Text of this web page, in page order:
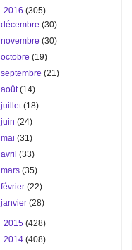
2016 (305)
décembre(30)
novembre(30)
octobre(19)
septembre(21)
août(14)
juillet(18)
juin(24)
mai(31)
avril(33)
mars(35)
février(22)
janvier(28)
2015 (428)
2014 (408)